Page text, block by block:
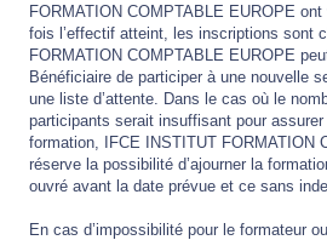
FORMATION COMPTABLE EUROPE
fois l’effectif atteint, les inscriptions sont
FORMATION COMPTABLE EUROPE
Bénéficiaire de participer à une nouvelle
une liste d’attente. Dans le cas où le
participants serait insuffisant pour assurer
formation, IFCE INSTITUT FORMATION
réserve la possibilité d’ajourner la
ouvré avant la date prévue et ce sans
En cas d’impossibilité pour le formateur